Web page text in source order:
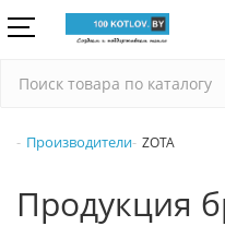
Производители ZOTA
Продукция